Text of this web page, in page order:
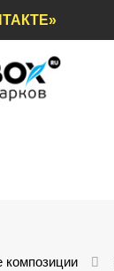
композиции